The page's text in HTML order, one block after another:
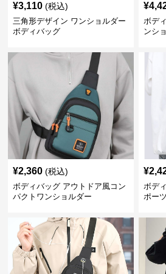
¥3,110 (税込)
三角形デザイン ワンショルダー
ボディバッグ
¥
ボデ
ンシ
¥2,360 (税込)
ボディバッグ アウトドア風コン
パクトワンショルダー
¥
ボデ
ポー